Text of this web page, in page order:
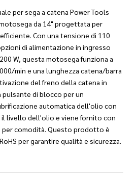
per sega a catena Power Tools
da 14" progettata per
Con una tensione di 110
di alimentazione in ingresso
W, questa motosega funziona a
min e una lunghezza catena/barra
del freno della catena in
pulsante di blocco per un
automatica dell'olio con
il livello dell'olio e viene fornito con
per comodità. Questo prodotto è
per garantire qualità e sicurezza.